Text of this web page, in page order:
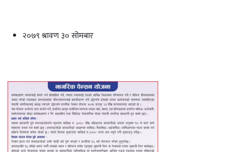
२०७९ श्रावण ३० सोमबार